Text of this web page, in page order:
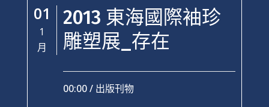
01
1
月
2013 東海國際袖珍
雕塑展_存在
00:00 / 出版刊物